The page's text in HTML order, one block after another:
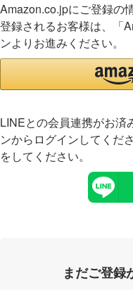
Amazon.co.jpにご登録の
登録されるお客様は、「
ンよりお進みください。
LINEとの会員連携がお済
ンからログインしてくだ
をしてください。
まだご登録